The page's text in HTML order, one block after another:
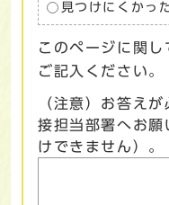
見つけにくかっ
このページに関
ご記入ください。
（注意）お答え
接担当部署へお願
けできません）。